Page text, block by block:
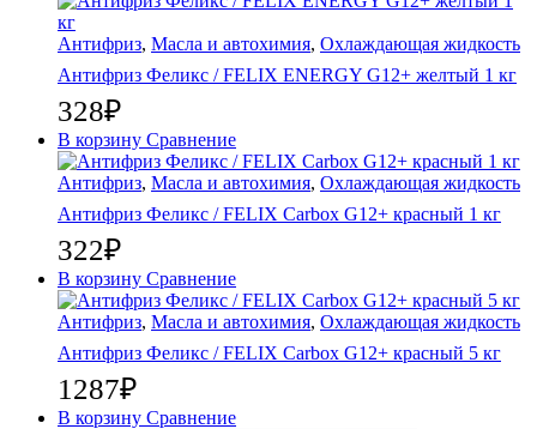
Антифриз, Масла и автохимия, Охлаждающая жидкость
Антифриз Феликс / FELIX ENERGY G12+ желтый 1 кг
328₽
В корзину Сравнение
Антифриз, Масла и автохимия, Охлаждающая жидкость
Антифриз Феликс / FELIX Carbox G12+ красный 1 кг
322₽
В корзину Сравнение
Антифриз, Масла и автохимия, Охлаждающая жидкость
Антифриз Феликс / FELIX Carbox G12+ красный 5 кг
1287₽
В корзину Сравнение